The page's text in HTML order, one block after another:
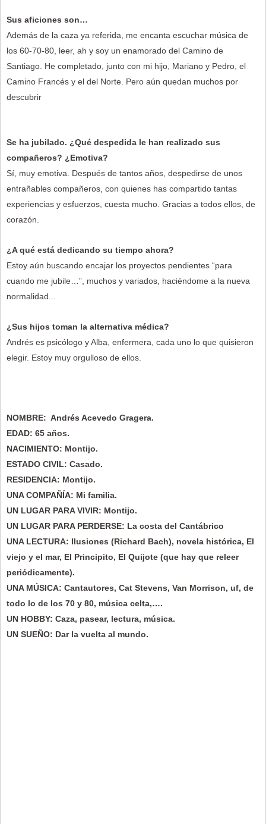
Sus aficiones son…
Además de la caza ya referida, me encanta escuchar música de
los 60-70-80, leer, ah y soy un enamorado del Camino de
Santiago. He completado, junto con mi hijo, Mariano y Pedro, el
Camino Francés y el del Norte. Pero aún quedan muchos por
descubrir
Se ha jubilado. ¿Qué despedida le han realizado sus
compañeros? ¿Emotiva?
Sí, muy emotiva. Después de tantos años, despedirse de unos
entrañables compañeros, con quienes has compartido tantas
experiencias y esfuerzos, cuesta mucho. Gracias a todos ellos, de
corazón.
¿A qué está dedicando su tiempo ahora?
Estoy aún buscando encajar los proyectos pendientes “para
cuando me jubile…”, muchos y variados, haciéndome a la nueva
normalidad...
¿Sus hijos toman la alternativa médica?
Andrés es psicólogo y Alba, enfermera, cada uno lo que quisieron
elegir. Estoy muy orgulloso de ellos.
NOMBRE: Andrés Acevedo Gragera.
EDAD: 65 años.
NACIMIENTO: Montijo.
ESTADO CIVIL: Casado.
RESIDENCIA: Montijo.
UNA COMPAÑÍA: Mi familia.
UN LUGAR PARA VIVIR: Montijo.
UN LUGAR PARA PERDERSE: La costa del Cantábrico
UNA LECTURA: Ilusiones (Richard Bach), novela histórica, El
viejo y el mar, El Principito, El Quijote (que hay que releer
periódicamente).
UNA MÚSICA: Cantautores, Cat Stevens, Van Morrison, uf, de
todo lo de los 70 y 80, música celta,….
UN HOBBY: Caza, pasear, lectura, música.
UN SUEÑO: Dar la vuelta al mundo.